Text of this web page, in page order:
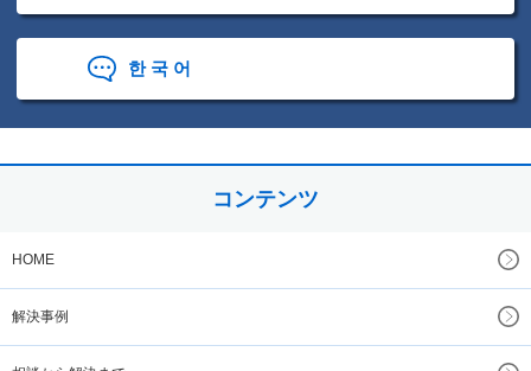
한국어
コンテンツ
HOME
解決事例